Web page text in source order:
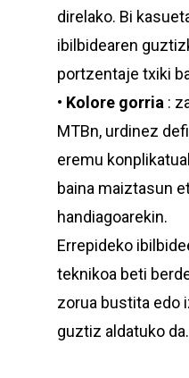
direlako. Bi
ibilbidearen
portzentaje txiki
• Kolore gorria :
MTBn, urdinez
eremu
baina maiztasun
handiagoarekin.
Errepideko
teknikoa beti
zorua bustita edo
guztiz aldatuko da.